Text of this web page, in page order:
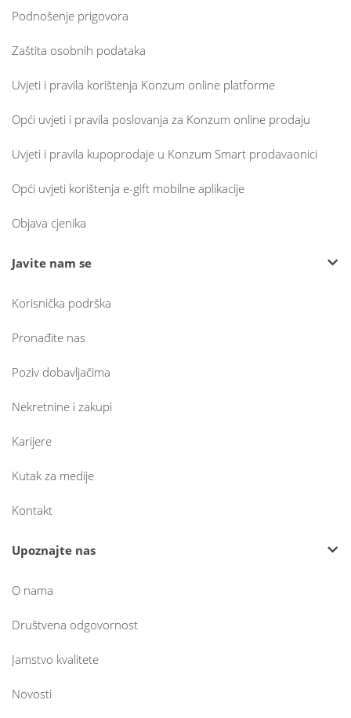
Podnošenje prigovora
Zaštita osobnih podataka
Uvjeti i pravila korištenja Konzum online platforme
Opći uvjeti i pravila poslovanja za Konzum online prodaju
Uvjeti i pravila kupoprodaje u Konzum Smart prodavaonici
Opći uvjeti korištenja e-gift mobilne aplikacije
Objava cjenika
Javite nam se
Korisnička podrška
Pronađite nas
Poziv dobavljačima
Nekretnine i zakupi
Karijere
Kutak za medije
Kontakt
Upoznajte nas
O nama
Društvena odgovornost
Jamstvo kvalitete
Novosti